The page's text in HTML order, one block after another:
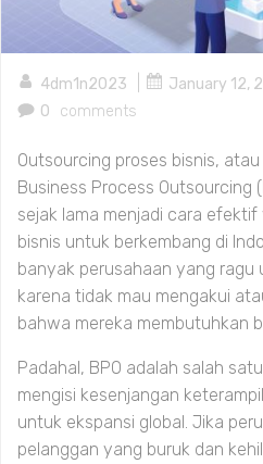
4dm1n2023 January 12,
0 comments
Outsourcing proses bisnis,
Business Process Outsourcing
sejak lama menjadi cara
bisnis untuk berkembang di
banyak perusahaan yang ragu
karena tidak mau mengakui
bahwa mereka membutuhkan
Padahal, BPO adalah salah
mengisi kesenjangan
untuk ekspansi global. Jika
pelanggan yang buruk dan